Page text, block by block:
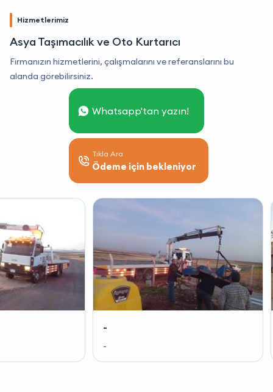
Hizmetlerimiz
Asya Taşımacılık ve Oto Kurtarıcı
Firmanızın hizmetlerini, çalışmalarını ve referanslarını bu
alanda görebilirsiniz.
Whatsapp'tan yazın!
Tıkla Ara
Ödeme için bekleniyor